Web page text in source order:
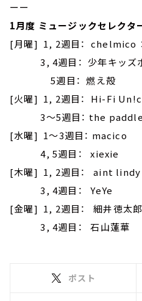
ーー
1月度 ミュージックセレクタ
[月曜] 1, 2週目： chelmico
3, 4週目： 少年キッズ
5週目： 燃え殻
[火曜] 1, 2週目： Hi-Fi
3～5週目： the
[水曜] 1～3週目： macico
4, 5週目： xiexie
[木曜] 1, 2週目： aint lindy
3, 4週目： YeYe
[金曜] 1, 2週目： 細井徳太郎
3, 4週目： 石山蓮華
ポスト